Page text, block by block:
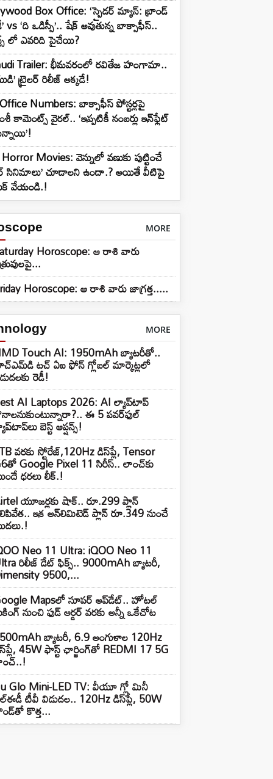
Box Office: ‘స్పైడర్ మ్యాన్: బ్రాండ్
vs ‘ది ఒడిస్సీ’.. షేక్ అవుతున్న బాక్సాఫీస్..
లో ఎవరిది పైచేయి?
Trailer: భీమవరంలో రవితేజ హంగామా..
ట్రైలర్ రిలీజ్ అక్కడే!
Numbers: బాక్సాఫీస్ పోస్టర్లపై
కామెంట్స్ వైరల్.. ‘ఇప్పటికీ నంబర్లు ఇన్‌ఫ్లేట్
Movies: వెన్నులో వణుకు పుట్టించే
సినిమాలు’ చూడాలని ఉందా.? అయితే వీటిపై
వేయండి.!
MORE
Horoscope: ఆ రాశి వారు
Horoscope: ఆ రాశి వారు జాగ్రత్త.....
MORE
Touch AI: 1950mAh బ్యాటరీతో..
టచ్ ఏఐ ఫోన్ గ్లోబల్ మార్కెట్లలో
రెడీ!
AI Laptops 2026: AI ల్యాప్‌టాప్
ఈ 5 పవర్‌ఫుల్
బెస్ట్ ఆప్షన్స్!
వరకు స్టోరేజ్,120Hz డిస్‌ప్లే, Tensor
Google Pixel 11 సిరీస్.. లాంచ్⁭కు
ధరలు లీక్.!
యూజర్లకు షాక్.. రూ.299 ప్లాన్
ఇక అన్‌లిమిటెడ్ ప్లాన్ రూ.349 నుంచే
Neo 11 Ultra: iQOO Neo 11
రిలీజ్ డేట్ ఫిక్స్.. 9000mAh బ్యాటరీ,
9500,...
Mapsలో సూపర్ అప్‌డేట్.. హోటల్
నుంచి ఫుడ్ ఆర్డర్ వరకు అన్నీ ఒకేచోట
బ్యాటరీ, 6.9 అంగుళాల 120Hz
45W ఫాస్ట్ ఛార్జింగ్‌తో REDMI 17 5G
Glo Mini-LED TV: వీయూ గ్లో మినీ
టీవీ విడుదల.. 120Hz డిస్‌ప్లే, 50W
కొత్త...